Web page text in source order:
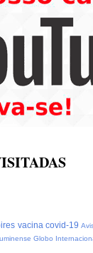
vacina covid-19
Globo